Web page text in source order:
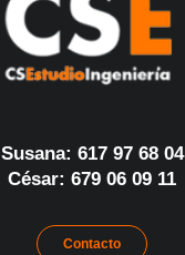
Susana: 617 97 68 04
César: 679 06 09 11
Contacto